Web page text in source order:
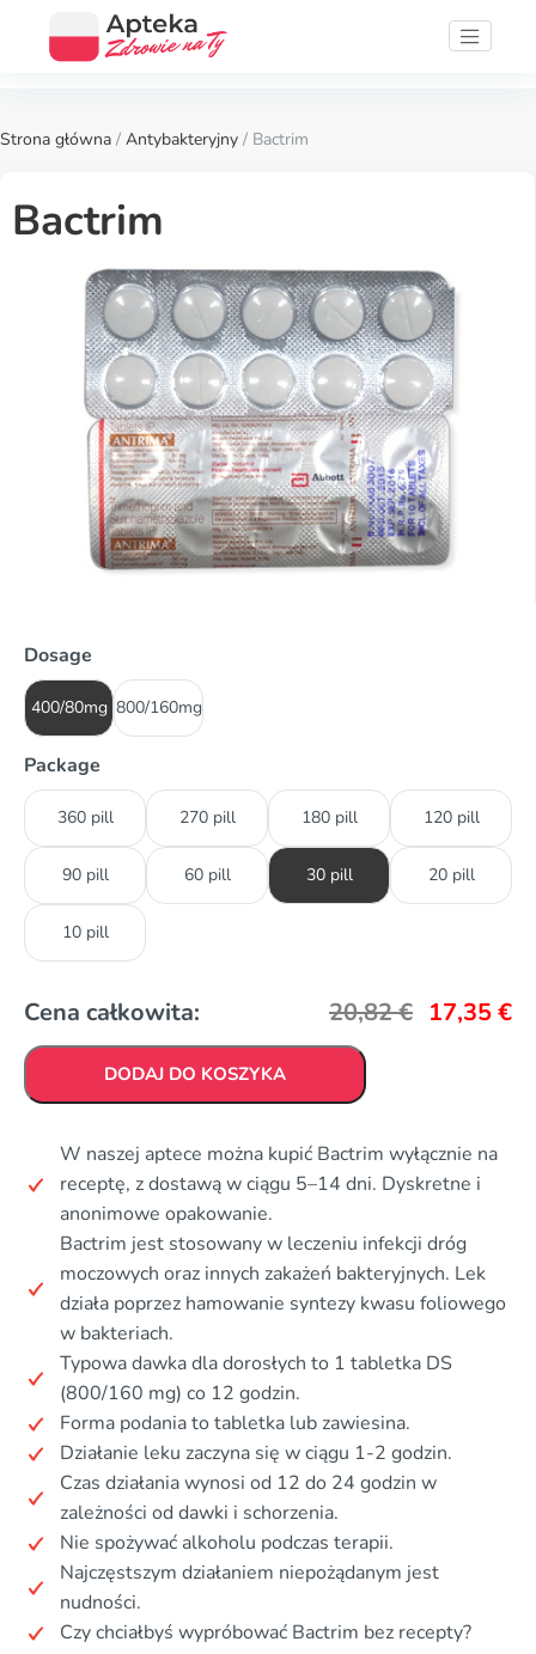
Strona główna / Antybakteryjny / Bactrim
Bactrim
Dosage
400/80mg 800/160mg
Package
360 pill 270 pill 180 pill 120 pill
90 pill 60 pill 30 pill 20 pill
10 pill
Cena całkowita: 20,82€ 17,35€
DODAJ DO KOSZYKA
W naszej aptece można kupić Bactrim wyłącznie na
receptę, z dostawą w ciągu 5–14 dni. Dyskretne i
anonimowe opakowanie.
Bactrim jest stosowany w leczeniu infekcji dróg
moczowych oraz innych zakażeń bakteryjnych. Lek
działa poprzez hamowanie syntezy kwasu foliowego
w bakteriach.
Typowa dawka dla dorosłych to 1 tabletka DS
(800/160 mg) co 12 godzin.
Forma podania to tabletka lub zawiesina.
Działanie leku zaczyna się w ciągu 1-2 godzin.
Czas działania wynosi od 12 do 24 godzin w
zależności od dawki i schorzenia.
Nie spożywać alkoholu podczas terapii.
Najczęstszym działaniem niepożądanym jest
nudności.
Czy chciałbyś wypróbować Bactrim bez recepty?